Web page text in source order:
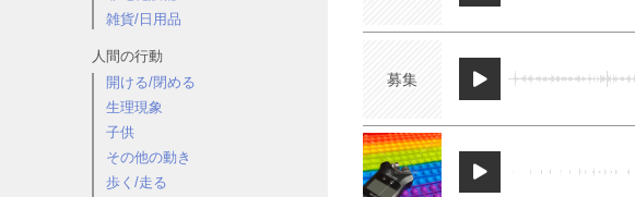
雑貨/日用品
人間の行動
開ける/閉める
生理現象
子供
その他の動き
歩く/走る
募集